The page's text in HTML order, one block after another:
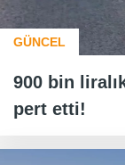
GÜNCEL
900 bin
pert etti!